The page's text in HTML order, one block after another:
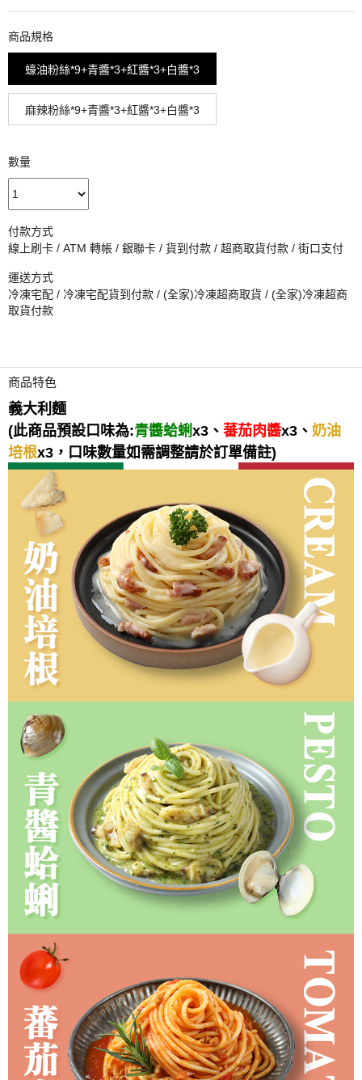
商品規格
蠔油粉絲*9+青醬*3+紅醬*3+白醬*3
麻辣粉絲*9+青醬*3+紅醬*3+白醬*3
數量
付款方式
線上刷卡 / ATM 轉帳 / 銀聯卡 / 貨到付款 / 超商取貨付款 / 街口支付
運送方式
冷凍宅配 / 冷凍宅配貨到付款 / (全家)冷凍超商取貨 / (全家)冷凍超商
取貨付款
商品特色
義大利麵
(此商品預設口味為:青醬蛤蜊x3、 蕃茄肉醬x3、 奶油
培根x3，口味數量如需調整請於訂單備註)